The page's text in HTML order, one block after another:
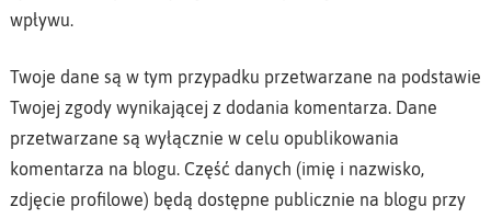
wpływu.
Twoje dane są w tym przypadku przetwarzane na podstawie
Twojej zgody wynikającej z dodania komentarza. Dane
przetwarzane są wyłącznie w celu opublikowania
komentarza na blogu. Część danych (imię i nazwisko,
zdjęcie profilowe) będą dostępne publicznie na blogu przy